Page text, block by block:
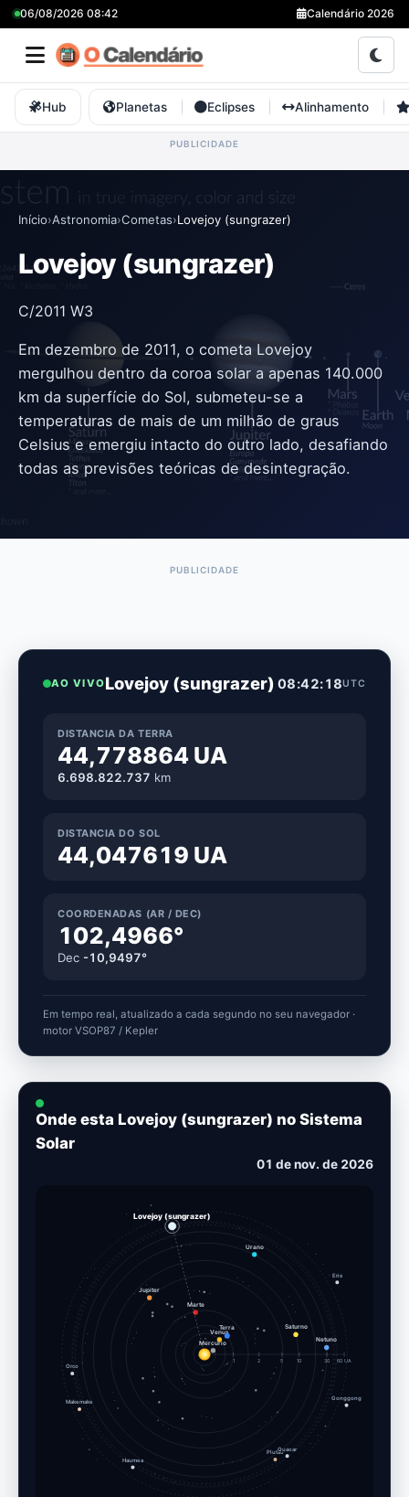
06/08/2026 08:42 Calendário 2026
Hub Planetas Eclipses Alinhamento
Início›Astronomia›Cometas›Lovejoy (sungrazer)
Lovejoy (sungrazer)
C/2011 W3
Em dezembro de 2011, o cometa Lovejoy
mergulhou dentro da coroa solar a apenas 140.000
km da superfície do Sol, submeteu-se a
temperaturas de mais de um milhão de graus
Celsius e emergiu intacto do outro lado, desafiando
todas as previsões teóricas de desintegração.
AO VIVOLovejoy (sungrazer) 08:42:20UTC
DISTANCIA DA TERRA
44,778864 UA
6.698.822.730 km
DISTANCIA DO SOL
44,047619 UA
COORDENADAS (AR / DEC)
102,4966°
Dec -10,9497°
Em tempo real, atualizado a cada segundo no seu navegador ·
motor VSOP87 / Kepler
Onde esta Lovejoy (sungrazer) no Sistema
Solar
11 de nov. de 2026
1 2 5 10 30 60 UA
Mercurio
Venus
Terra
Marte
Jupiter
Saturno
Urano
Netuno
Plutao
Haumea
Makemake
Eris
Quaoar
Orco
Gonggong
Lovejoy (sungrazer)